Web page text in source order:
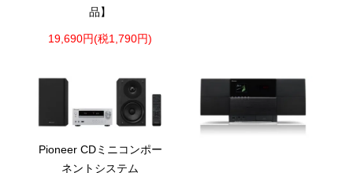
品】
19,690円(税1,790円)
Pioneer CDミニコンポー
ネントシステム